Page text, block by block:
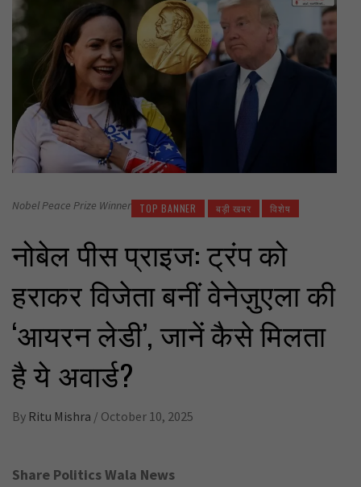
Nobel Peace Prize Winner TOP BANNER बड़ी खबर विशेष
नोबेल पीस प्राइज: ट्रंप को
हराकर विजेता बनीं वेनेज़ुएला की
‘आयरन लेडी’, जानें कैसे मिलता
है ये अवार्ड?
By Ritu Mishra / October 10, 2025
Share Politics Wala News